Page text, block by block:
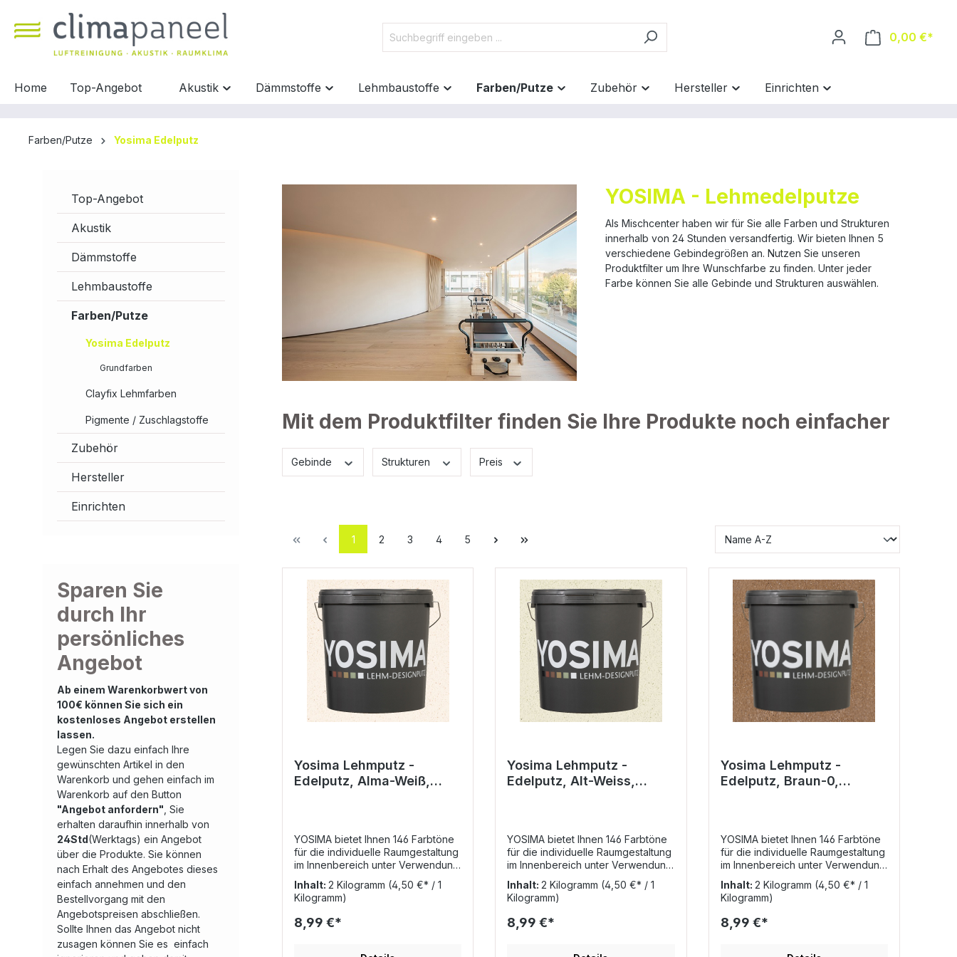
springen
0,00 €*
Home Top-Angebot Akustik Dämmstoffe Lehmbaustoffe Farben/Putze Zubehör Hersteller Einrichten
Farben/Putze Yosima Edelputz
Top-Angebot
Akustik
Dämmstoffe
Lehmbaustoffe
Farben/Putze
Yosima Edelputz
Grundfarben
Clayfix Lehmfarben
Pigmente / Zuschlagstoffe
Zubehör
Hersteller
Einrichten
Sparen Sie
durch Ihr
persönliches
Angebot
Ab einem Warenkorbwert von
100€ können Sie sich ein
kostenloses Angebot erstellen
lassen.
Legen Sie dazu einfach Ihre
gewünschten Artikel in den
Warenkorb und gehen einfach im
Warenkorb auf den Button
"Angebot anfordern" , Sie
erhalten daraufhin innerhalb von
24Std(Werktags) ein Angebot
über die Produkte. Sie können
nach Erhalt des Angebotes dieses
einfach annehmen und den
Bestellvorgang mit den
Angebotspreisen abschließen.
Sollte Ihnen das Angebot nicht
zusagen können Sie es einfach
YOSIMA - Lehmedelputze
Als Mischcenter haben wir für Sie alle Farben und Strukturen
innerhalb von 24 Stunden versandfertig. Wir bieten Ihnen 5
verschiedene Gebindegrößen an. Nutzen Sie unseren
Produktfilter um Ihre Wunschfarbe zu finden. Unter jeder
Farbe können Sie alle Gebinde und Strukturen auswählen.
Mit dem Produktfilter finden Sie Ihre Produkte noch einfacher
Gebinde Strukturen Preis
1 2 3 4 5
Yosima Lehmputz -
Edelputz, Alma-Weiß,
YOSIMA bietet Ihnen 146 Farbtöne
für die individuelle Raumgestaltung
im Innenbereich unter Verwendung
von Lehm auf höchstem
Niveau!Darunter zählen
beispielsweise die Grundfarbtöne,
die Classic-Farbtöne, sowie auch
die 7 Farbräume, welche zur
gemischt werden können und so
Inhalt: 2 Kilogramm (4,50 €* / 1
Kilogramm)
8,99 €*
Yosima Lehmputz -
Edelputz, Alt-Weiss,
YOSIMA bietet Ihnen 146 Farbtöne
für die individuelle Raumgestaltung
im Innenbereich unter Verwendung
von Lehm auf höchstem
Niveau!Darunter zählen
beispielsweise die Grundfarbtöne,
die Classic-Farbtöne, sowie auch
die 7 Farbräume, welche zur
gemischt werden können und so
Inhalt:2 Kilogramm (4,50 €* / 1
Kilogramm)
8,99 €*
Yosima Lehmputz -
Edelputz, Braun-0,
YOSIMA bietet Ihnen 146 Farbtöne
für die individuelle Raumgestaltung
im Innenbereich unter Verwendung
von Lehm auf höchstem
Niveau!Darunter zählen
beispielsweise die Grundfarbtöne,
die Classic-Farbtöne, sowie auch
die 7 Farbräume, welche zur
gemischt werden können und so
Inhalt: 2 Kilogramm (4,50 €* / 1
Kilogramm)
8,99 €*